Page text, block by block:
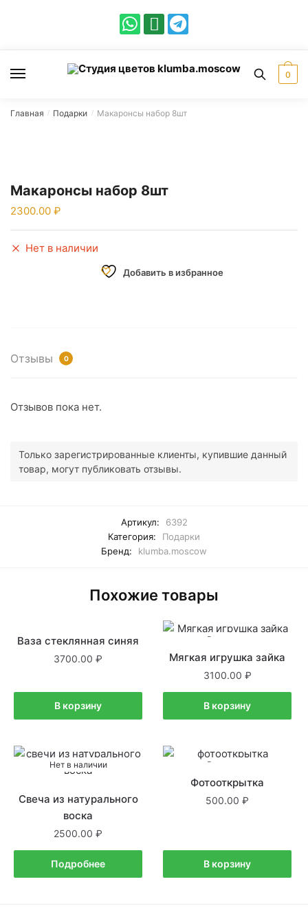
0
Главная / Подарки / Макаронсы набор 8шт
Макаронсы набор 8шт
2300.00
Нет в наличии
Добавить в избранное
Отзывы 0
Отзывов пока нет.
Только зарегистрированные клиенты, купившие данный
товар, могут публиковать отзывы.
Артикул:
6392
Категория:
Подарки
Бренд:
klumba.moscow
Похожие товары
В наличии
Ваза стеклянная синяя
3700.00
В корзину
В наличии
Мягкая игрушка зайка
3100.00
В корзину
Нет в наличии
Свеча из натурального
воска
2500.00
Подробнее
В наличии
Фотооткрытка
500.00
В корзину